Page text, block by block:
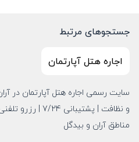
جستجوهای مرتبط
اجاره هتل آپارتمان
سایت رسمی اجاره هتل آپارتمان در
و نظافت |
مناطق آران و بیدگل